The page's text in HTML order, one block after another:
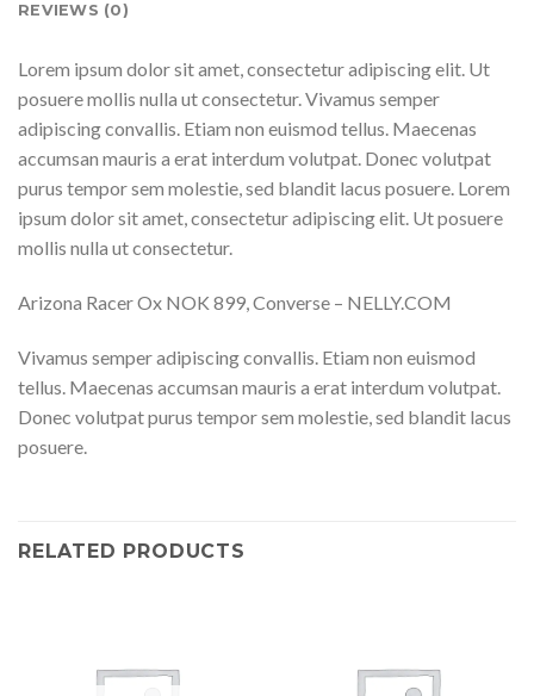
REVIEWS (0)
Lorem ipsum dolor sit amet, consectetur adipiscing elit. Ut
posuere mollis nulla ut consectetur. Vivamus semper
adipiscing convallis. Etiam non euismod tellus. Maecenas
accumsan mauris a erat interdum volutpat. Donec volutpat
purus tempor sem molestie, sed blandit lacus posuere. Lorem
ipsum dolor sit amet, consectetur adipiscing elit. Ut posuere
mollis nulla ut consectetur.
Arizona Racer Ox NOK 899, Converse – NELLY.COM
Vivamus semper adipiscing convallis. Etiam non euismod
tellus. Maecenas accumsan mauris a erat interdum volutpat.
Donec volutpat purus tempor sem molestie, sed blandit lacus
posuere.
RELATED PRODUCTS